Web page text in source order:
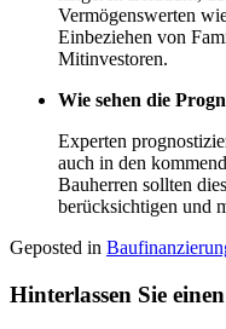
Vermögenswerten
Einbeziehen von
Mitinvestoren.
Wie sehen die
Experten
auch in den
Bauherren sollten
berücksichtigen und
Geposted in
Hinterlassen Sie